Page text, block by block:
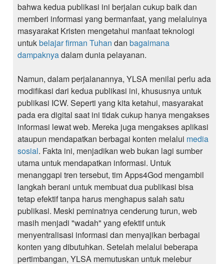
bahwa kedua publikasi ini berjalan cukup baik dan
memberi informasi yang bermanfaat, yang melaluinya
masyarakat Kristen mengetahui manfaat teknologi
untukbelajar firman Tuhan dan bagaimana
dampaknyadalam dunia pelayanan.
Namun, dalam perjalanannya, YLSA menilai perlu ada
modifikasi dari kedua publikasi ini, khususnya untuk
publikasi ICW. Seperti yang kita ketahui, masyarakat
pada era digital saat ini tidak cukup hanya mengakses
informasi lewat web. Mereka juga mengakses aplikasi
ataupun mendapatkan berbagai konten melalui media
sosial. Fakta ini, menjadikan web bukan lagi sumber
utama untuk mendapatkan informasi. Untuk
menanggapi tren tersebut, tim Apps4God mengambil
langkah berani untuk membuat dua publikasi bisa
tetap efektif tanpa harus menghapus salah satu
publikasi. Meski peminatnya cenderung turun, web
masih menjadi "wadah" yang efektif untuk
menyentralisasi informasi dan menyajikan berbagai
konten yang dibutuhkan. Setelah melalui beberapa
pertimbangan, YLSA memutuskan untuk melebur